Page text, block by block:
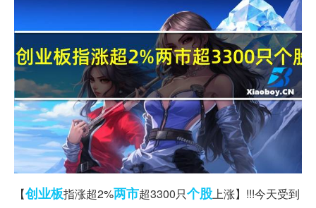
【创业板指涨超2%两市超3300只个股上涨】!!!今天受到